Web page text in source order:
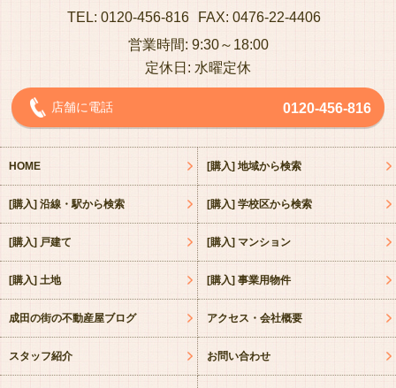
TEL: 0120-456-816
FAX: 0476-22-4406
営業時間: 9:30～18:00
定休日: 水曜定休
店舗に電話 0120-456-816
HOME [購入] 地域から検索
[購入] 沿線・駅から検索 [購入] 学校区から検索
[購入] 戸建て [購入] マンション
[購入] 土地 [購入] 事業用物件
成田の街の不動産屋ブログ アクセス・会社概要
スタッフ紹介 お問い合わせ